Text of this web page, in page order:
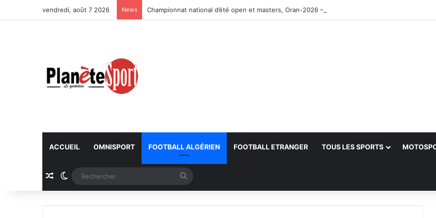
vendredi, août 7 2026 News Championnat national d’été open et masters, Oran-2026 — Le CRB s’adjuge le titre
ACCUEIL OMNISPORT FOOTBALL ALGÉRIEN FOOTBALL ETRANGER TOUS LES SPORTS
Article Aléatoire
Switch skin